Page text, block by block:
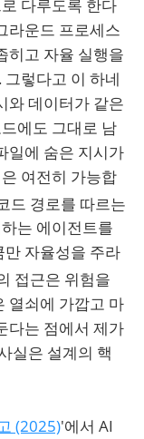
다루도록 한다
라운드 프로세스
히고 자율 실행을
렇다고 이 하네
와 데이터가 같은
에도 그대로 남
일에 숨은 지시가
여전히 가능합
드 경로를 따르는
는 에이전트를
자율성을 주라
접근은 위험을
열쇠에 가깝고 마
다는 점에서 제가
실은 설계의 핵
(2025)'에서 AI